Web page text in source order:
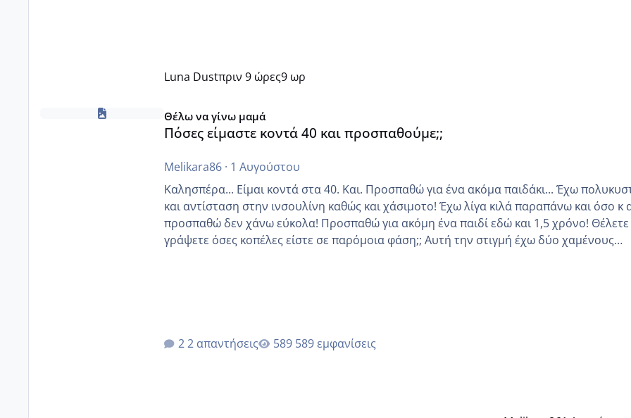
Luna Dustπριν 9 ώρες9 ωρ
Πόσες είμαστε κοντά 40 και προσπαθούμε;;
Θέλω να γίνω μαμά
Πόσες είμαστε κοντά 40 και προσπαθούμε;;
Melikara86· 1 Αυγούστου
Καλησπέρα... Είμαι κοντά στα 40. Και. Προσπαθώ για ένα ακόμα παιδάκι... Έχω πολυκυστικές
και αντίσταση στην ινσουλίνη καθώς και χάσιμοτο! Έχω λίγα κιλά παραπάνω και όσο κ
προσπαθώ δεν χάνω εύκολα! Προσπαθώ για ακόμη ένα παιδί εδώ και 1,5 χρόνο! Θέλετε να
γράψετε όσες κοπέλες είστε σε παρόμοια φάση;; Αυτή την στιγμή έχω δύο χαμένους
2 απαντήσεις 589 εμφανίσεις